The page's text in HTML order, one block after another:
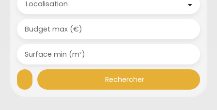
Localisation
Budget max (€)
Surface min (m²)
Rechercher